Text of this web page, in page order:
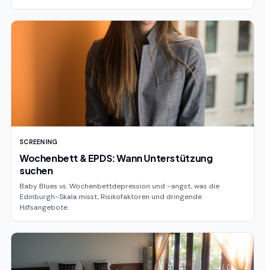
SCREENING
Wochenbett & EPDS: Wann Unterstützung
suchen
Baby Blues vs. Wochenbettdepression und -angst, was die
Edinburgh-Skala misst, Risikofaktoren und dringende
Hilfsangebote.